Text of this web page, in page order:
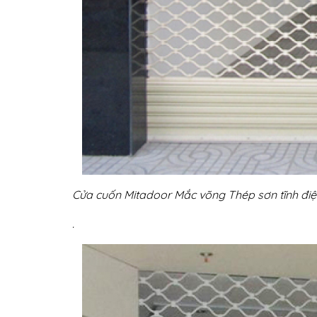
Cửa cuốn Mitadoor Mắc võng Thép sơn tĩnh
.